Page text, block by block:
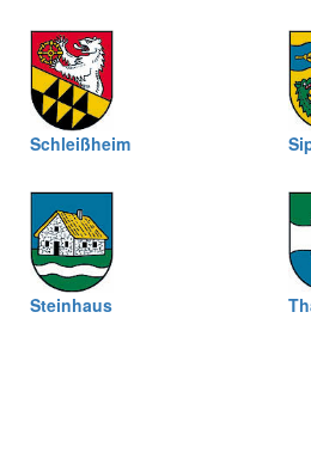
Schleißheim
Steinhaus